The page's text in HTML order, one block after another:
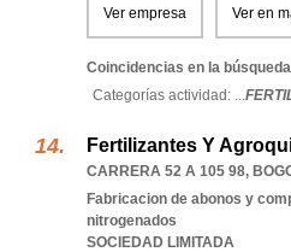
Ver empresa Ver en
Coincidencias en la
Categorías actividad: ...
Fertilizantes Y
CARRERA 52 A 105 98,
Fabricacion de abonos y
nitrogenados
SOCIEDAD LIMITADA